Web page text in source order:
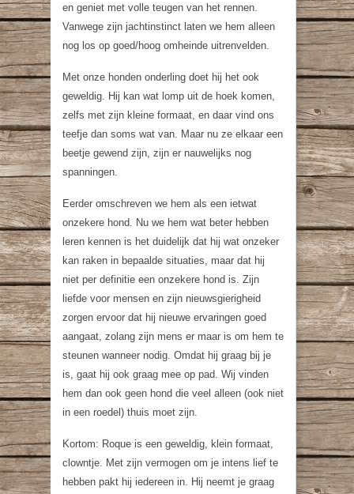
en geniet met volle teugen van het rennen.
Vanwege zijn jachtinstinct laten we hem alleen
nog los op goed/hoog omheinde uitrenvelden.
Met onze honden onderling doet hij het ook
geweldig. Hij kan wat lomp uit de hoek komen,
zelfs met zijn kleine formaat, en daar vind ons
teefje dan soms wat van. Maar nu ze elkaar een
beetje gewend zijn, zijn er nauwelijks nog
spanningen.
Eerder omschreven we hem als een ietwat
onzekere hond. Nu we hem wat beter hebben
leren kennen is het duidelijk dat hij wat onzeker
kan raken in bepaalde situaties, maar dat hij
niet per definitie een onzekere hond is. Zijn
liefde voor mensen en zijn nieuwsgierigheid
zorgen ervoor dat hij nieuwe ervaringen goed
aangaat, zolang zijn mens er maar is om hem te
steunen wanneer nodig. Omdat hij graag bij je
is, gaat hij ook graag mee op pad. Wij vinden
hem dan ook geen hond die veel alleen (ook niet
in een roedel) thuis moet zijn.
Kortom: Roque is een geweldig, klein formaat,
clowntje. Met zijn vermogen om je intens lief te
hebben pakt hij iedereen in. Hij neemt je graag